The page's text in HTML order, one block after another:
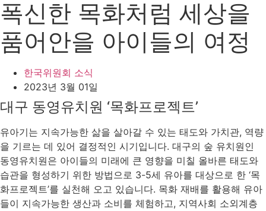
폭신한 목화처럼 세상을
품어안을 아이들의 여정
한국위원회 소식
2023년 3월 01일
대구 동영유치원 ‘목화프로젝트’
유아기는 지속가능한 삶을 살아갈 수 있는 태도와 가치관, 역량
을 기르는 데 있어 결정적인 시기입니다. 대구의 숲 유치원인
동영유치원은 아이들의 미래에 큰 영향을 미칠 올바른 태도와
습관을 형성하기 위한 방법으로 3-5세 유아를 대상으로 한 ‘목
화프로젝트’를 실천해 오고 있습니다. 목화 재배를 활용해 유아
들이 지속가능한 생산과 소비를 체험하고, 지역사회 소외계층